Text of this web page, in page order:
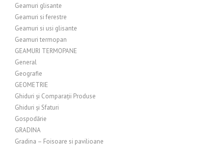
Geamuri glisante
Geamuri si ferestre
Geamuri si usi glisante
Geamuri termopan
GEAMURI TERMOPANE
General
Geografie
GEOMETRIE
Ghiduri și Comparații Produse
Ghiduri și Sfaturi
Gospodărie
GRADINA
Gradina – Foisoare si pavilioane